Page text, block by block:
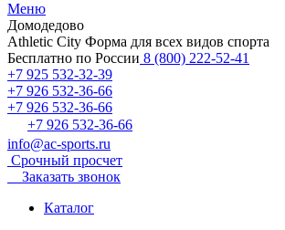
Меню
Домодедово
Athletic City Форма для всех видов спорта
Бесплатно по России 8 (800) 222-52-41
+7 925 532-32-39
+7 926 532-36-66
+7 926 532-36-66
+7 926 532-36-66
info@ac-sports.ru
Срочный просчет
Заказать звонок
Каталог